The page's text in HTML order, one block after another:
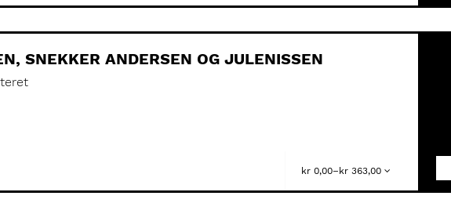
SNEKKER ANDERSEN OG JULENISSEN
kr 0,00–kr 363,00